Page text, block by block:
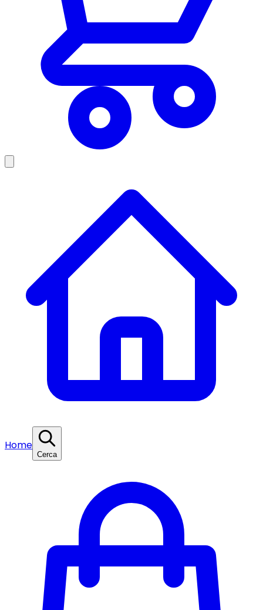
Home
Cerca